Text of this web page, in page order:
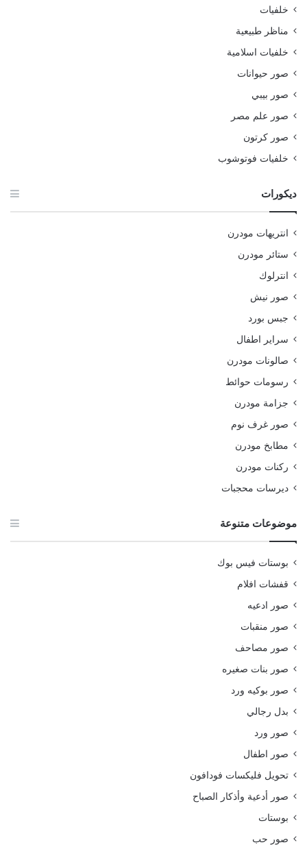
خلفيات
مناظر طبيعية
خلفيات اسلامية
صور حيوانات
صور بيبي
صور علم مصر
صور كرتون
خلفيات فوتوشوب
ديكورات
انتريهات مودرن
ستائر مودرن
انترلوك
صور نيش
جبس بورد
سراير اطفال
صالونات مودرن
رسومات حوائط
جزامة مودرن
صور غرف نوم
مطابخ مودرن
ركنات مودرن
ديرسات محجبات
موضوعات متنوعة
بوستات فيس بوك
قفشات افلام
صور ادعيه
صور منقبات
صور مصاحف
صور بنات صغيره
صور بوكيه ورد
بدل رجالي
صور ورد
صور اطفال
تحويل فليكسات فودافون
صور أدعية وأذكار الصباح
بوستات
صور حب